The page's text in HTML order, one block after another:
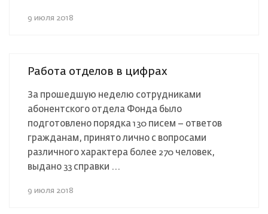
9 июля 2018
Работа отделов в цифрах
За прошедшую неделю сотрудниками
абонентского отдела Фонда было
подготовлено порядка 130 писем – ответов
гражданам, принято лично с вопросами
различного характера более 270 человек,
выдано 33 справки ...
9 июля 2018